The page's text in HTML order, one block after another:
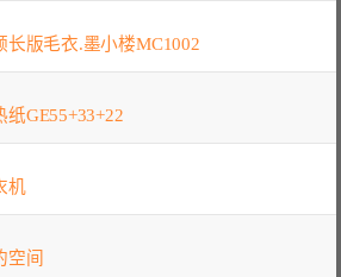
长版毛衣.墨小楼MC1002
GE55+33+22
机
空间